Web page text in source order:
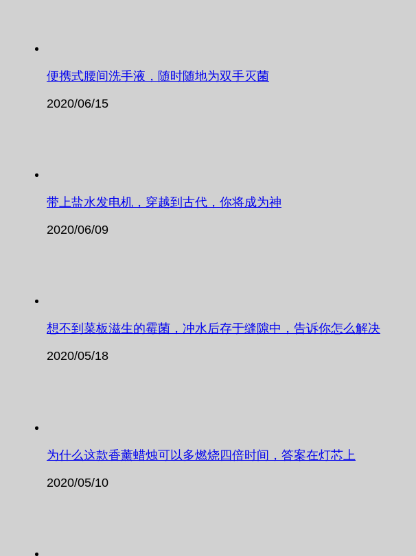
便携式腰间洗手液，随时随地为双手灭菌
2020/06/15
带上盐水发电机，穿越到古代，你将成为神
2020/06/09
想不到菜板滋生的霉菌，冲水后存于缝隙中，告诉你怎么解决
2020/05/18
为什么这款香薰蜡烛可以多燃烧四倍时间，答案在灯芯上
2020/05/10